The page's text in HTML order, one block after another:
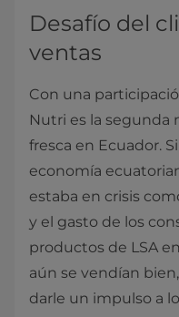
Desafío del
ventas
Con una
Nutri es la segunda
fresca en Ecuador.
economía
estaba en crisis
y el gasto de los
productos de LSA
aún se vendían
darle un impulso a